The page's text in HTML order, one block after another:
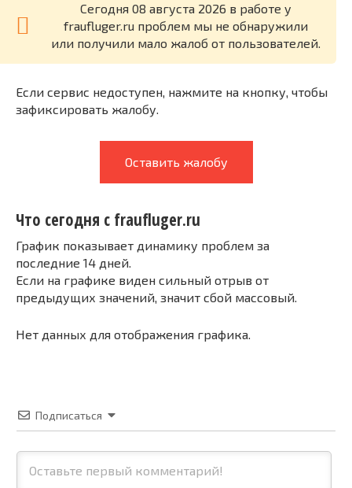
Cегодня 08 августа 2026 в работе у
fraufluger.ru проблем мы не обнаружили
или получили мало жалоб от пользователей.
Если сервис недоступен, нажмите на кнопку, чтобы
зафиксировать жалобу.
Оставить жалобу
Что сегодня с fraufluger.ru
График показывает динамику проблем за
последние 14 дней.
Если на графике виден сильный отрыв от
предыдущих значений, значит сбой массовый.
Нет данных для отображения графика.
Подписаться